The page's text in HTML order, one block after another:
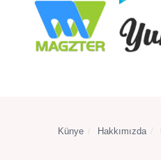
Künye Hakkımızda